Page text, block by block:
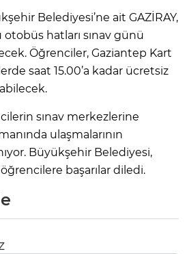
Belediyesi’ne ait GAZİRAY,
hatları sınav günü
Öğrenciler, Gaziantep Kart
saat 15.00’a kadar ücretsiz
sınav merkezlerine
ulaşmalarının
Büyükşehir Belediyesi,
başarılar diledi.